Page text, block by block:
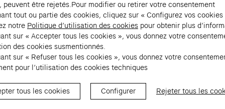
temporel permet de retracer une partie de
de l’architecture moderne et
grandes idées qui animent l’œuvre de Jean
l’opportunité d’aborder la thématique de
au sein des collections de la Fondation
notamment à travers les œuvres d’art
dansExposition Générale.
de l’ouverture des portes de la Fondation à 11h,
peuvent être rejetés.Pour modifier ou retirer votre consentement
tout ou partie des cookies, cliquez sur « Configurez vos cookies
notre Politique d’utilisation des cookies pour obtenir plus
sur « Accepter tous les cookies », vous donnez votre
des cookies susmentionnés.
sur « Refuser tous les cookies », vous donnez votre
pour l’utilisation des cookies techniques
tous les cookies Configurer Rejeter tous les